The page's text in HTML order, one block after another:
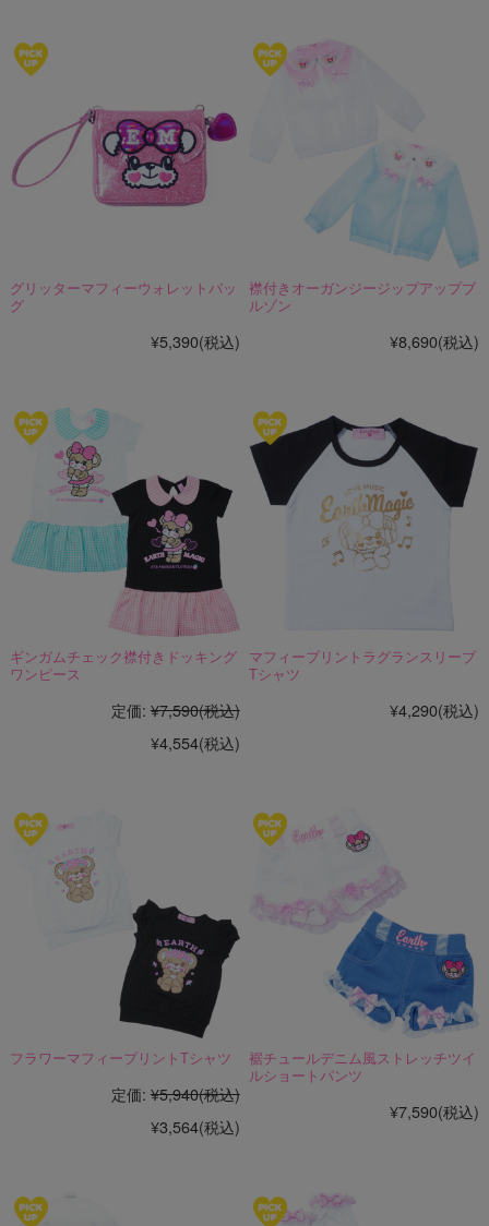
グリッターマフィーウォレットバッ
グ
¥5,390(税込)
襟付きオーガンジージップアップブ
ルゾン
¥8,690(税込)
ギンガムチェック襟付きドッキング
ワンピース
定価: ¥7,590(税込)
¥4,554(税込)
マフィープリントラグランスリーブ
Tシャツ
¥4,290(税込)
フラワーマフィープリントTシャツ
定価: ¥5,940(税込)
¥3,564(税込)
裾チュールデニム風ストレッチツイ
ルショートパンツ
¥7,590(税込)